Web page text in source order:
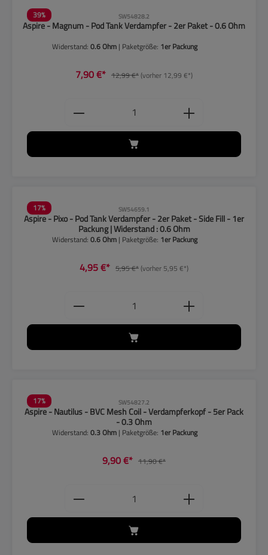
39% SW54828.2
Aspire - Magnum - Pod Tank Verdampfer - 2er Paket - 0.6 Ohm
Widerstand:0.6 Ohm | Paketgröße: 1er Packung
7,90 €* 12,99 €*(vorher 12,99 €*)
Produkt Anzahl: Gib den
17% SW54659.1
Aspire - Pixo - Pod Tank Verdampfer - 2er Paket - Side Fill - 1er
Packung | Widerstand : 0.6 Ohm
Widerstand:0.6 Ohm | Paketgröße: 1er Packung
4,95 €* 5,95 €*(vorher 5,95 €*)
Produkt Anzahl: Gib den
17% SW54827.2
Aspire - Nautilus - BVC Mesh Coil - Verdampferkopf - 5er Pack
- 0.3 Ohm
Widerstand:0.3 Ohm | Paketgröße: 1er Packung
9,90 €* 11,90 €*
Produkt Anzahl: Gib den